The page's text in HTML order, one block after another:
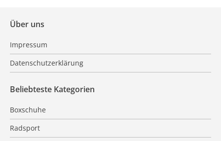
Über uns
Impressum
Datenschutzerklärung
Beliebteste Kategorien
Boxschuhe
Radsport